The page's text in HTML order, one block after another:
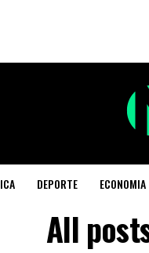
DEPORTE ECONOMIA
All